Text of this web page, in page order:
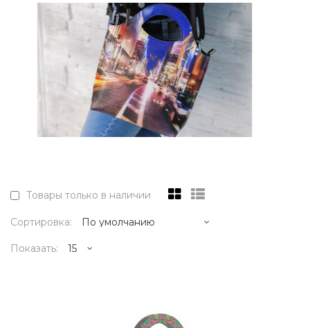
Товары только в наличии
Сортировка:
Показать: